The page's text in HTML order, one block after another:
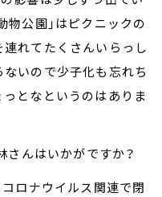
物公園」はピクニックの
連れてたくさんいらっし
ないので少子化も忘れち
っとなというのはありま
さんはいかがですか？
ロナウイルス関連で閉